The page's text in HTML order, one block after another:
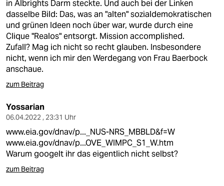
in Albrights Darm steckte. Und auch bei der Linken
dasselbe Bild: Das, was an "alten" sozialdemokratischen
und grünen Ideen noch über war, wurde durch eine
Clique "Realos" entsorgt. Mission accomplished.
Zufall? Mag ich nicht so recht glauben. Insbesondere
nicht, wenn ich mir den Werdegang von Frau Baerbock
anschaue.
zum Beitrag
Yossarian
06.04.2022 , 23:31 Uhr
www.eia.gov/dnav/p..._NUS-NRS_MBBLD&f=W
www.eia.gov/dnav/p...OVE_WIMPC_S1_W.htm
Warum googelt ihr das eigentlich nicht selbst?
zum Beitrag